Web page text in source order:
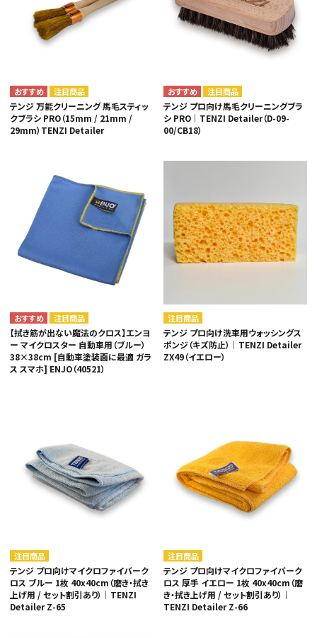
メーカーから選ぶ
補助金で購入
注目商品
テンジ 万能クリーニング 馬毛スティッ
クブラシ PRO（15mm / 21mm /
29mm）TENZI Detailer
注目商品
テンジ プロ向け馬毛クリーニングブラ
シ PRO｜TENZI Detailer（D-09-
00/CB18）
注目商品
【拭き筋が出ない魔法のクロス】エンヨ
ー マイクロスター 自動車用（ブルー）
38×38cm [自動車塗装面に最適 ガラ
ス スマホ] ENJO（40521）
注目商品
テンジ プロ向け洗車用ウォッシングス
ポンジ（キズ防止）｜TENZI Detailer
ZX49（イエロー）
注目商品
テンジ プロ向けマイクロファイバーク
ロス ブルー 1枚 40x40cm（磨き・拭き
上げ用 / セット割引あり）｜TENZI
Detailer Z-65
注目商品
テンジ プロ向けマイクロファイバーク
ロス 厚手 イエロー 1枚 40x40cm（磨
き・拭き上げ用 / セット割引あり）｜
TENZI Detailer Z-66